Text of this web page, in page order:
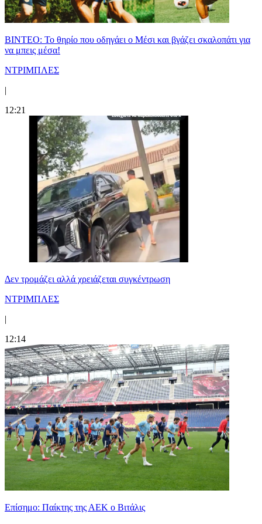
ΒΙΝΤΕΟ: Το θηρίο που οδηγάει ο Μέσι και βγάζει σκαλοπάτι για
να μπεις μέσα!
ΝΤΡΙΜΠΛΕΣ
|
12:21
Δεν τρομάζει αλλά χρειάζεται συγκέντρωση
ΝΤΡΙΜΠΛΕΣ
|
12:14
Επίσημο: Παίκτης της ΑΕΚ ο Βιτάλις